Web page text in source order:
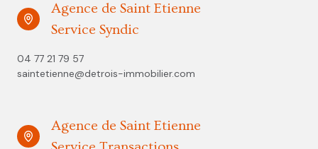
Agence de Saint Etienne
Service Syndic
04 77 21 79 57
saintetienne@detrois-immobilier.com
Agence de Saint Etienne